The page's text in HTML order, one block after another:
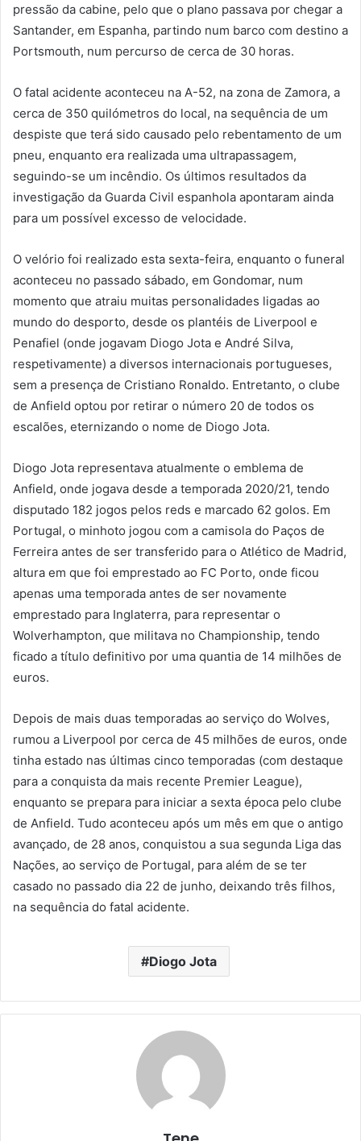
pressão da cabine, pelo que o plano passava por chegar a
Santander, em Espanha, partindo num barco com destino a
Portsmouth, num percurso de cerca de 30 horas.
O fatal acidente aconteceu na A-52, na zona de Zamora, a
cerca de 350 quilómetros do local, na sequência de um
despiste que terá sido causado pelo rebentamento de um
pneu, enquanto era realizada uma ultrapassagem,
seguindo-se um incêndio. Os últimos resultados da
investigação da Guarda Civil espanhola apontaram ainda
para um possível excesso de velocidade.
O velório foi realizado esta sexta-feira, enquanto o funeral
aconteceu no passado sábado, em Gondomar, num
momento que atraiu muitas personalidades ligadas ao
mundo do desporto, desde os plantéis de Liverpool e
Penafiel (onde jogavam Diogo Jota e André Silva,
respetivamente) a diversos internacionais portugueses,
sem a presença de Cristiano Ronaldo. Entretanto, o clube
de Anfield optou por retirar o número 20 de todos os
escalões, eternizando o nome de Diogo Jota.
Diogo Jota representava atualmente o emblema de
Anfield, onde jogava desde a temporada 2020/21, tendo
disputado 182 jogos pelos reds e marcado 62 golos. Em
Portugal, o minhoto jogou com a camisola do Paços de
Ferreira antes de ser transferido para o Atlético de Madrid,
altura em que foi emprestado ao FC Porto, onde ficou
apenas uma temporada antes de ser novamente
emprestado para Inglaterra, para representar o
Wolverhampton, que militava no Championship, tendo
ficado a título definitivo por uma quantia de 14 milhões de
euros.
Depois de mais duas temporadas ao serviço do Wolves,
rumou a Liverpool por cerca de 45 milhões de euros, onde
tinha estado nas últimas cinco temporadas (com destaque
para a conquista da mais recente Premier League),
enquanto se prepara para iniciar a sexta época pelo clube
de Anfield. Tudo aconteceu após um mês em que o antigo
avançado, de 28 anos, conquistou a sua segunda Liga das
Nações, ao serviço de Portugal, para além de se ter
casado no passado dia 22 de junho, deixando três filhos,
na sequência do fatal acidente.
Diogo Jota